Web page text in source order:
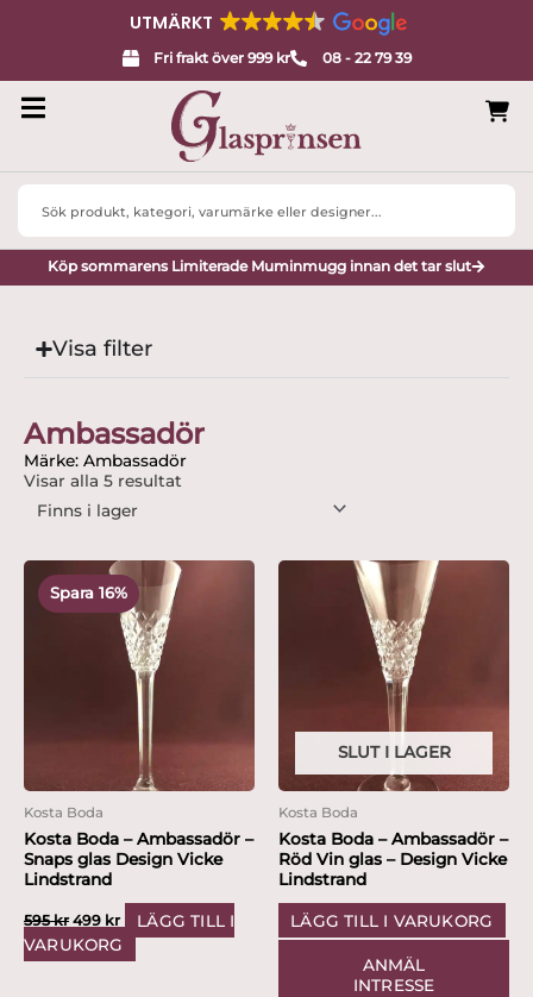
UTMÄRKT
Fri frakt över 999 kr 08 - 22 79 39
Search
Köp sommarens Limiterade Muminmugg innan det tar slut
Visa filter
Ambassadör
Märke: Ambassadör
Visar alla 5 resultat
Spara 16%
Kosta Boda
Kosta Boda – Ambassadör –
Snaps glas Design Vicke
Lindstrand
595kr
ursprungliga
499 kr
nuvarande
priset
är:
499 kr.
LÄGG TILL I
VARUKORG
SLUT I LAGER
Kosta Boda
Kosta Boda – Ambassadör –
Röd Vin glas – Design Vicke
Lindstrand
LÄGG TILL I VARUKORG
ANMÄL
INTRESSE